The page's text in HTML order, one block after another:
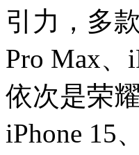
引力，多
Pro Max、
依次是荣
iPhone 15